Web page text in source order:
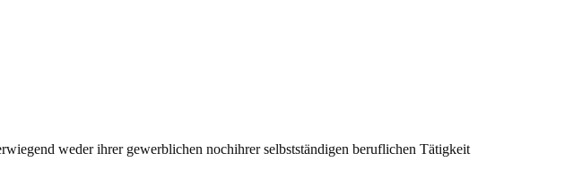
weder ihrer gewerblichen nochihrer selbstständigen beruflichen Tätigkeit